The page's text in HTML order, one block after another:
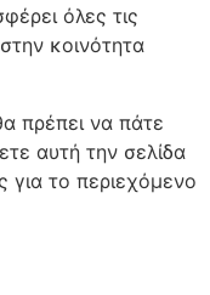
όλες τις
κοινότητα
πρέπει να πάτε
αυτή την σελίδα
για το περιεχόμενο